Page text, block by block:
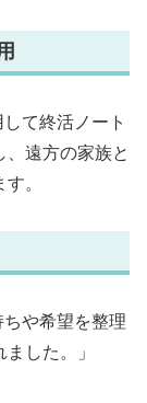
て終活ノート
、遠方の家族と
。
や希望を整理
した。」